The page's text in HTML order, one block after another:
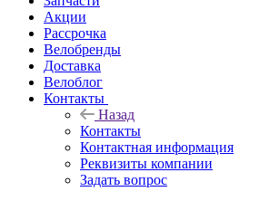
Акции
Рассрочка
Велобренды
Доставка
Велоблог
Контакты
Назад
Контакты
Контактная информация
Реквизиты компании
Задать вопрос